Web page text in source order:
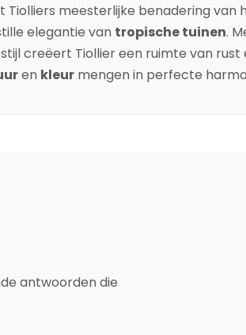
Tiolliers meesterlijke benadering van
elegantie van tropische tuinen.
creëert Tiollier een ruimte van rust
en kleur mengen in perfecte
antwoorden die